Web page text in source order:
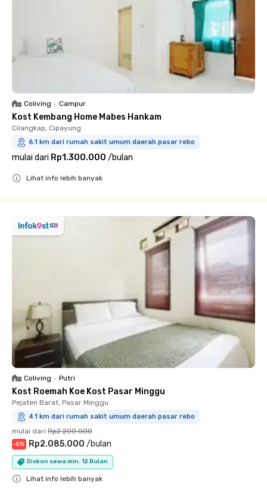
Coliving • Campur
Kost Kembang Home Mabes Hankam
Cilangkap, Cipayung
6.1 km dari rumah sakit umum daerah pasar rebo
mulai dari Rp1.300.000 /bulan
Lihat info lebih banyak
Coliving • Putri
Kost Roemah Koe Kost Pasar Minggu
Pejaten Barat, Pasar Minggu
4.1 km dari rumah sakit umum daerah pasar rebo
mulai dari Rp2.200.000
-5% Rp2.085.000 /bulan
Diskon sewa min. 12 Bulan
Lihat info lebih banyak